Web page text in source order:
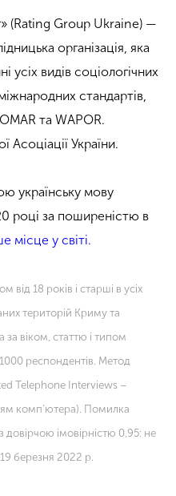
(Rating Group Ukraine) —
організація, яка
усіх видів соціологічних
стандартів,
та WAPOR.
Асоціації України.
українську мову
році за поширеністю в
місце у світі.
від 18 років і старші в усіх
територій Криму та
віком, статтю і типом
респондентів. Метод
Telephone Interviews –
комп’ютера). Помилка
довірчою імовірністю 0,95: не
березня 2022 р.